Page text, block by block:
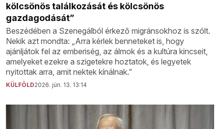
kölcsönös találkozását és kölcsönös
gazdagodását”
Beszédében a Szenegálból érkező migránsokhoz is szólt.
Nekik azt mondta: „Arra kérlek benneteket is, hogy
ajánljátok fel az emberiség, az álmok és a kultúra kincseit,
amelyeket ezekre a szigetekre hoztatok, és legyetek
nyitottak arra, amit nektek kínálnak.”
KÜLFÖLD2026. jún. 13. 13:14